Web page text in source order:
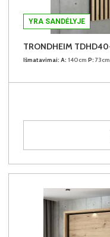
YRA SANDĖLYJE
TRONDHEIM
Išmatavimai: A: 140cm P: 73cm